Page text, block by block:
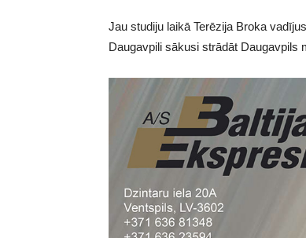
Jau studiju laikā Terēzija Broka
Daugavpili sākusi strādāt Daugavpils